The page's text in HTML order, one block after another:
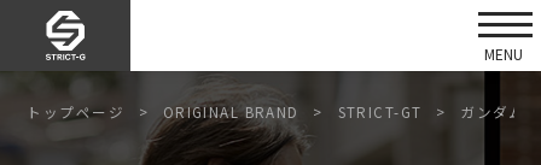
トップページ ORIGINAL BRAND STRICT-GT ガンダム